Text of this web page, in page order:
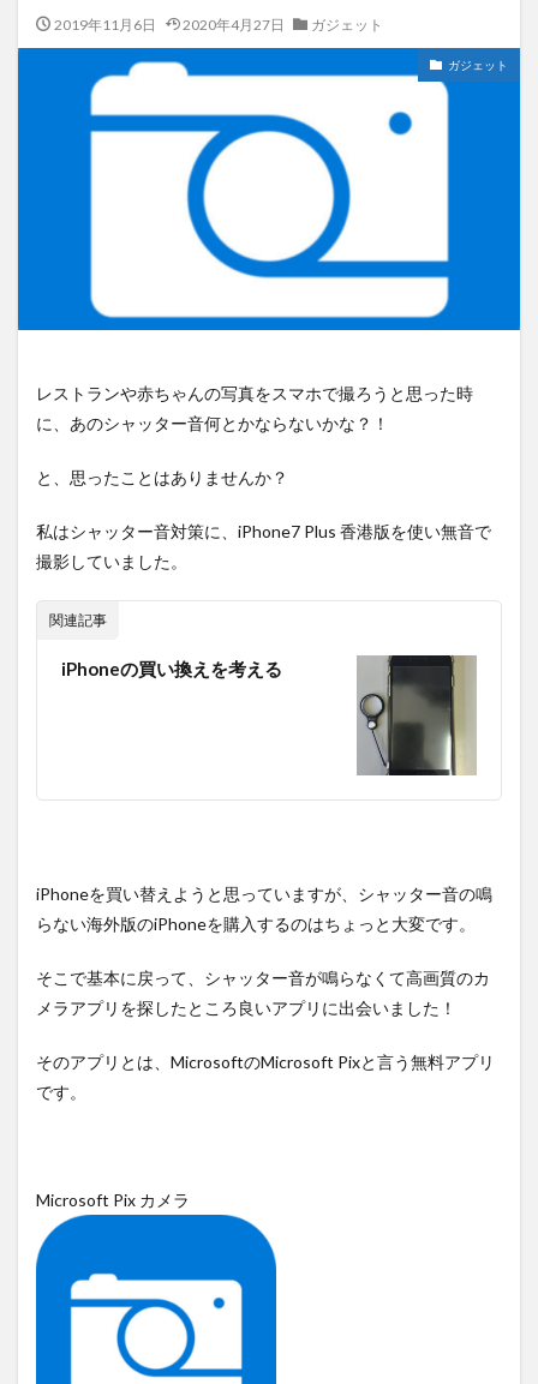
2019年11月6日 2020年4月27日 ガジェット
ガジェット
レストランや赤ちゃんの写真をスマホで撮ろうと思った時
に、あのシャッター音何とかならないかな？！
と、思ったことはありませんか？
私はシャッター音対策に、iPhone7 Plus 香港版を使い無音で
撮影していました。
関連記事
iPhoneの買い換えを考える
iPhoneを買い替えようと思っていますが、シャッター音の鳴
らない海外版のiPhoneを購入するのはちょっと大変です。
そこで基本に戻って、シャッター音が鳴らなくて高画質のカ
メラアプリを探したところ良いアプリに出会いました！
そのアプリとは、MicrosoftのMicrosoft Pixと言う無料アプリ
です。
Microsoft Pix カメラ